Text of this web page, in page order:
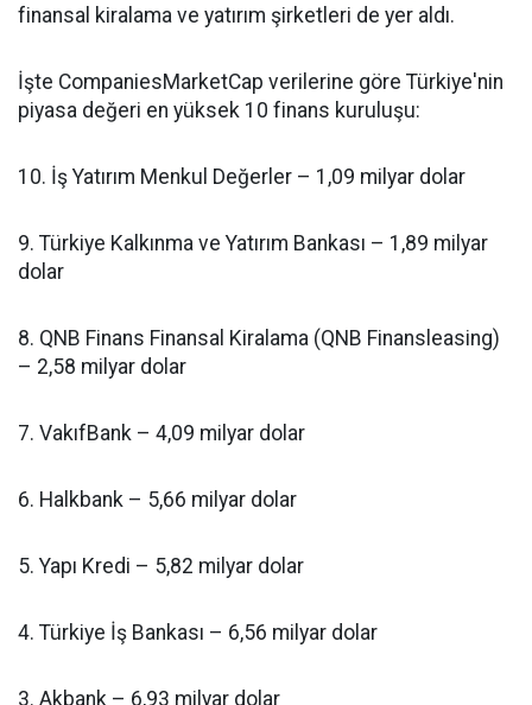
finansal kiralama ve yatırım şirketleri de yer aldı.
İşte CompaniesMarketCap verilerine göre Türkiye'nin
piyasa değeri en yüksek 10 finans kuruluşu:
10. İş Yatırım Menkul Değerler – 1,09 milyar dolar
9. Türkiye Kalkınma ve Yatırım Bankası – 1,89 milyar
dolar
8. QNB Finans Finansal Kiralama (QNB Finansleasing)
– 2,58 milyar dolar
7. VakıfBank – 4,09 milyar dolar
6. Halkbank – 5,66 milyar dolar
5. Yapı Kredi – 5,82 milyar dolar
4. Türkiye İş Bankası – 6,56 milyar dolar
3. Akbank – 6,93 milyar dolar